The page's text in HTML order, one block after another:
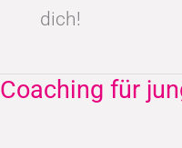
dich!
Coaching für
Coaching